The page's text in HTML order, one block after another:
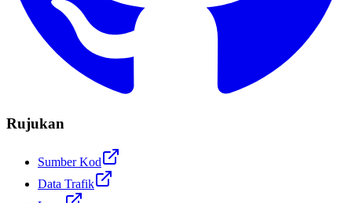
Rujukan
Sumber Kod
Data Trafik